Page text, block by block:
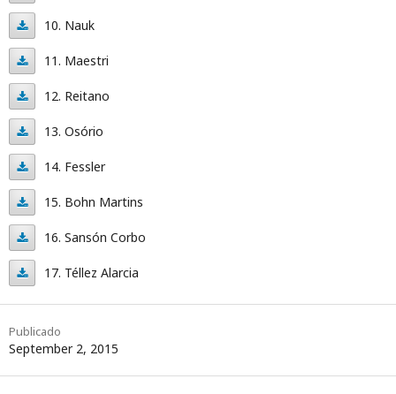
Ribeiro
Chaves
09.
Mendes
Tulux
10. Nauk
10.
Nauk
11. Maestri
11.
Maestri
12. Reitano
12.
Reitano
13. Osório
13.
Osório
14. Fessler
14.
Fessler
15. Bohn Martins
15.
Bohn
Martins
16. Sansón Corbo
16.
17. Téllez Alarcia
17.
Téllez
Alarcia
Publicado
September 2, 2015